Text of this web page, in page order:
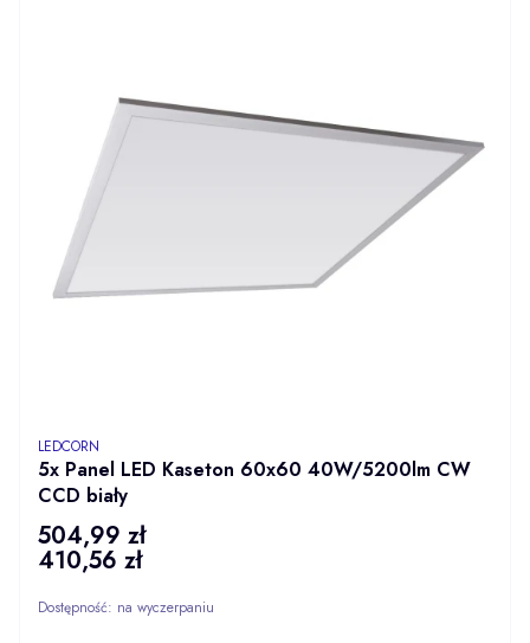
5x Panel LED Kaseton 60x60 40W/5200lm CW
CCD biały
PRODUCENT
LEDCORN
Cena
504,99 zł
Cena
410,56 zł
Dostępność: na wyczerpaniu